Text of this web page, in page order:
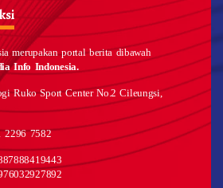
merupakan portal berita dibawah
Info Indonesia.
Ruko Sport Center No.2 Cileungsi,
2296 7582